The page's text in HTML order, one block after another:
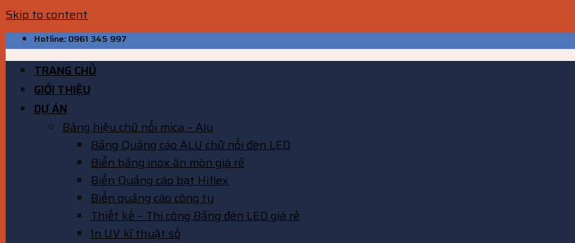
Skip to content
Hotline: 0961 345 997
TRANG CHỦ
GIỚI THIỆU
DỰ ÁN
Bảng hiệu chữ nổi mica – Alu
Bảng Quảng cáo ALU chữ nổi đèn LED
Biển bảng inox ăn mòn giá rẻ
Biển Quảng cáo bạt Hiflex
Biển quảng cáo công ty
Thiết kế – Thi công Bảng đèn LED giá rẻ
In UV kĩ thuật số